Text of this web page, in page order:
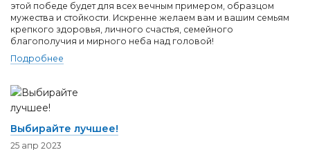
этой победе будет для всех вечным примером, образцом
мужества и стойкости. Искренне желаем вам и вашим семьям
крепкого здоровья, личного счастья, семейного
благополучия и мирного неба над головой!
Подробнее
Выбирайте лучшее!
25 апр 2023